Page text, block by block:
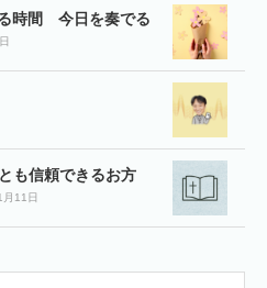
時間 今日を奏でる
も信頼できるお方
11日